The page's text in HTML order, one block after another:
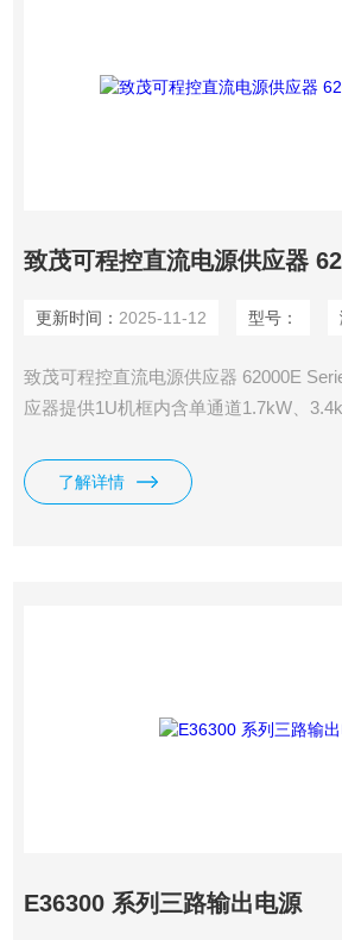
致茂可程控直流电源供应器
更新时间： 2025-11-12 型号：
致茂可程控直流电源供应器 62000E
应器提供1U机框内含单通道1.7kW、
range Output)电源及宽范围(Auto-range
个不同的机型，输出电流范围可达22.5A
了解详情
E36300 系列三路输出电源